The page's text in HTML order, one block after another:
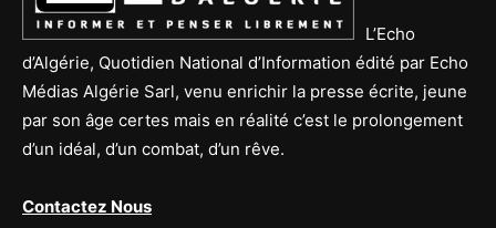
L’Echo
d’Algérie, Quotidien National d’Information édité par Echo
Médias Algérie Sarl, venu enrichir la presse écrite, jeune
par son âge certes mais en réalité c’est le prolongement
d’un idéal, d’un combat, d’un rêve.
Contactez Nous